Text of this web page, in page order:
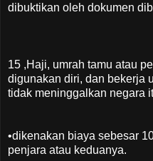
dibuktikan oleh dokumen
15 ,Haji, umrah tamu atau
digunakan diri, dan bekerja
tidak meninggalkan negara
•dikenakan biaya sebesar
penjara atau keduanya.